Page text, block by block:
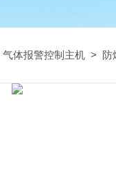
气体报警控制主机 > 防